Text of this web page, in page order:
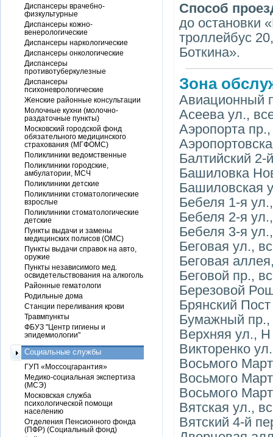
Cпособ
до остановки
троллейбус
Боткина».
Зона
Авиационный
Асеева ул.,
Аэропорта
Балтийский 2-
Башиловка
Башиловская
Бебеля 1-я
Бебеля 2-я
Бебеля 3-я
Беговая ул.,
Беговая
Беговой пр.,
Березовой
Брянский
Бумажный пр.,
Верхняя ул., Н
Викторенко
Восьмого
Восьмого
Восьмого
Вятская ул.,
Вятский 4-й
Диспансеры врачебно-
физкультурные
Диспансеры кожно-
венерологические
Диспансеры наркологические
Диспансеры онкологические
Диспансеры
противотуберкулезные
Диспансеры
психоневрологические
Женские районные консультации
Молочные кухни (молочно-
раздаточные пункты)
Московский городской фонд
обязательного медицинского
страхования (МГФОМС)
Поликлиники ведомственные
Поликлиники городские,
амбулатории, МСЧ
Поликлиники детские
Поликлиники стоматологические
взрослые
Поликлиники стоматологические
детские
Пункты выдачи и замены
медицинских полисов (ОМС)
Пункты выдачи справок на авто,
оружие
Пункты независимого мед.
освидетельствования на алкоголь
Районные гематологи
Родильные дома
Станции переливания крови
Травмпункты
ФБУЗ "Центр гигиены и
эпидемиологии"
Социальные службы
ГУП «Моссоцгарантия»
Медико-социальная экспертиза
(МСЭ)
Московская служба
психологической помощи
населению
Отделения Пенсионного фонда
(ПФР) (Социальный фонд)